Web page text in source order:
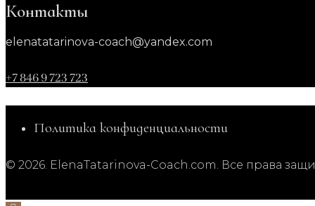
Контакты
elenatatarinova-coach@yandex.com
+7 846 9 723 723
Политика конфиденциальности
© 2026. ElenaTatarinova-Coach.com. Все права